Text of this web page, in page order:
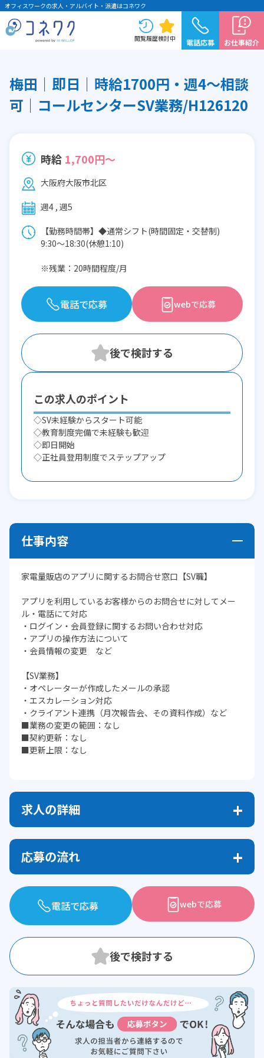
オフィスワークの求人・アルバイト・派遣はコネワク
閲覧履歴検討中 電話応募 お仕事紹介
梅田｜即日｜時給1700円・週4～相談
可｜コールセンターSV業務/H126120
時給 1,700円～
大阪府大阪市北区
週4 , 週5
【勤務時間帯】◆通常シフト(時間固定・交替制)
9:30〜18:30(休憩1:10)
※残業：20時間程度/月
電話で応募 webで応募
この求人のポイント
◇SV未経験からスタート可能
◇教育制度完備で未経験も歓迎
◇即日開始
◇正社員登用制度でステップアップ
仕事内容
家電量販店のアプリに関するお問合せ窓口【SV職】
アプリを利用しているお客様からのお問合せに対してメー
ル・電話にて対応
・ログイン・会員登録に関するお問い合わせ対応
・アプリの操作方法について
・会員情報の変更 など
【SV業務】
・オペレーターが作成したメールの承認
・エスカレーション対応
・クライアント連携（月次報告会、その資料作成）など
■業務の変更の範囲：なし
■契約更新：なし
■更新上限：なし
求人の詳細
応募の流れ
電話で応募 webで応募